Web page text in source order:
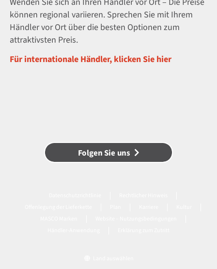
können regional variieren. Sprechen Sie mit Ihrem
Händler vor Ort über die besten Optionen zum
attraktivsten Preis.
Für internationale Händler, klicken Sie hier
Folgen Sie uns